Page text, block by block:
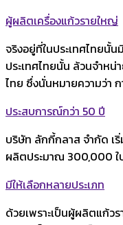
ผู้ผลิตเครื่องแก้วรายใหญ่
จริงอยู่ที่ในประเทศไทยนั้
ประเทศไทยนั้น ล้วนจำห
ไทย ซึ่งนั่นหมายความว่า
ประสบการณ์กว่า 50 ปี
บริษัท ลักกี้กลาส จำกัด เ
ผลิตประมาณ 300,000 ใ
มีให้เลือกหลายประเภท
ด้วยเพราะเป็นผู้ผลิตแก้ว